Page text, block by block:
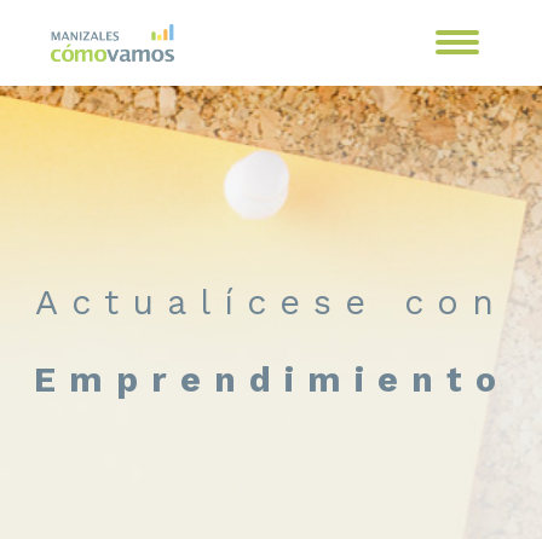
Actualícese con
Emprendimiento